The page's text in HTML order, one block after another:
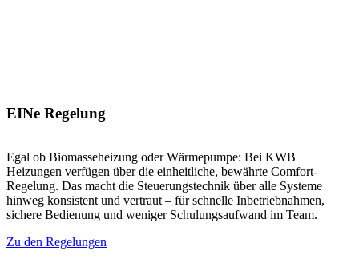
EINe Regelung
Egal ob Biomasseheizung oder Wärmepumpe: Bei KWB
Heizungen verfügen über die einheitliche, bewährte Comfort-
Regelung. Das macht die Steuerungstechnik über alle Systeme
hinweg konsistent und vertraut – für schnelle Inbetriebnahmen,
sichere Bedienung und weniger Schulungsaufwand im Team.
Zu den Regelungen